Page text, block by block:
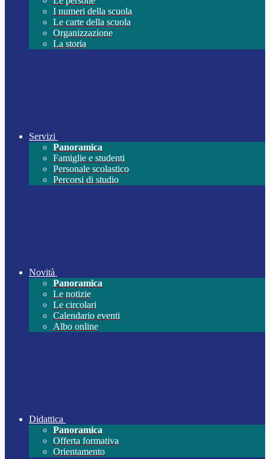
I numeri della scuola
Le carte della scuola
Organizzazione
La storia
Servizi
Panoramica
Famiglie e studenti
Personale scolastico
Percorsi di studio
Novità
Panoramica
Le notizie
Le circolari
Calendario eventi
Albo online
Didattica
Panoramica
Offerta formativa
Orientamento